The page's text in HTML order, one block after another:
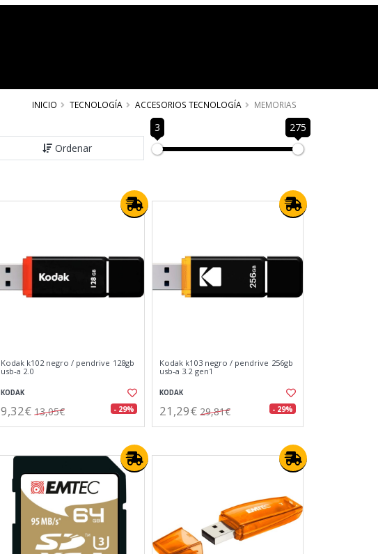
INICIO TECNOLOGÍA ACCESORIOS TECNOLOGÍA MEMORIAS
Ordenar
3 275
Kodak k102 negro / pendrive 128gb
usb-a 2.0
KODAK
9,32€ 13,05€ - 29%
Kodak k103 negro / pendrive 256gb
usb-a 3.2 gen1
KODAK
21,29€ 29,81€ - 29%